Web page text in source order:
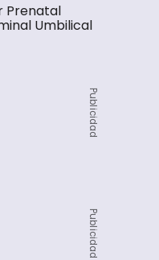
Prenatal
Umbilical
Publicidad
Publicidad